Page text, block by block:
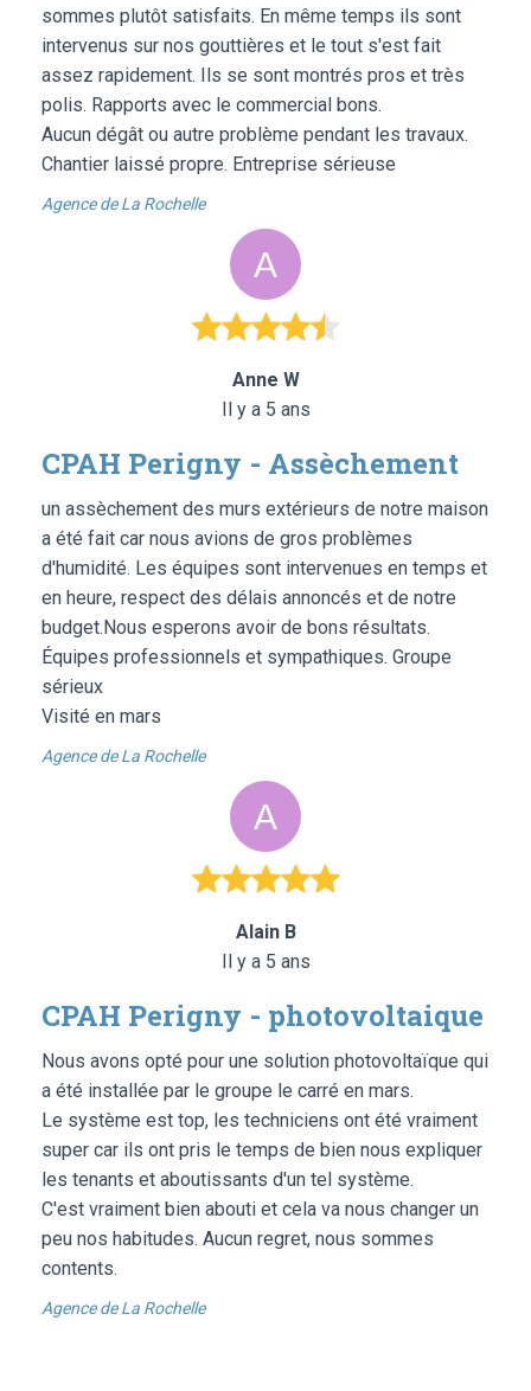
sommes plutôt satisfaits. En même temps ils sont
intervenus sur nos gouttières et le tout s'est fait
assez rapidement. Ils se sont montrés pros et très
polis. Rapports avec le commercial bons.
Aucun dégât ou autre problème pendant les travaux.
Chantier laissé propre. Entreprise sérieuse
Agence de La Rochelle
Anne W
Il y a 5 ans
CPAH Perigny - Assèchement
un assèchement des murs extérieurs de notre maison
a été fait car nous avions de gros problèmes
d'humidité. Les équipes sont intervenues en temps et
en heure, respect des délais annoncés et de notre
budget.Nous esperons avoir de bons résultats.
Équipes professionnels et sympathiques. Groupe
sérieux
Visité en mars
Agence de La Rochelle
Alain B
Il y a 5 ans
CPAH Perigny - photovoltaique
Nous avons opté pour une solution photovoltaïque qui
a été installée par le groupe le carré en mars.
Le système est top, les techniciens ont été vraiment
super car ils ont pris le temps de bien nous expliquer
les tenants et aboutissants d'un tel système.
C'est vraiment bien abouti et cela va nous changer un
peu nos habitudes. Aucun regret, nous sommes
contents.
Agence de La Rochelle